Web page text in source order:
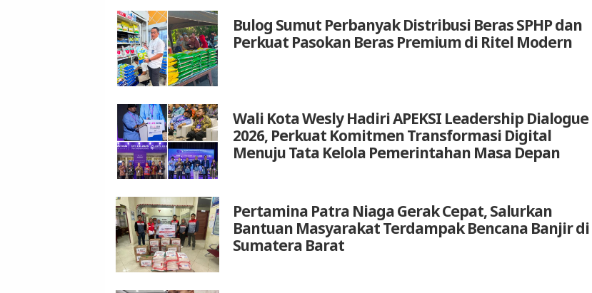
Bulog Sumut Perbanyak Distribusi Beras SPHP dan
Perkuat Pasokan Beras Premium di Ritel Modern
Wali Kota Wesly Hadiri APEKSI Leadership Dialogue
2026, Perkuat Komitmen Transformasi Digital
Menuju Tata Kelola Pemerintahan Masa Depan
Pertamina Patra Niaga Gerak Cepat, Salurkan
Bantuan Masyarakat Terdampak Bencana Banjir di
Sumatera Barat